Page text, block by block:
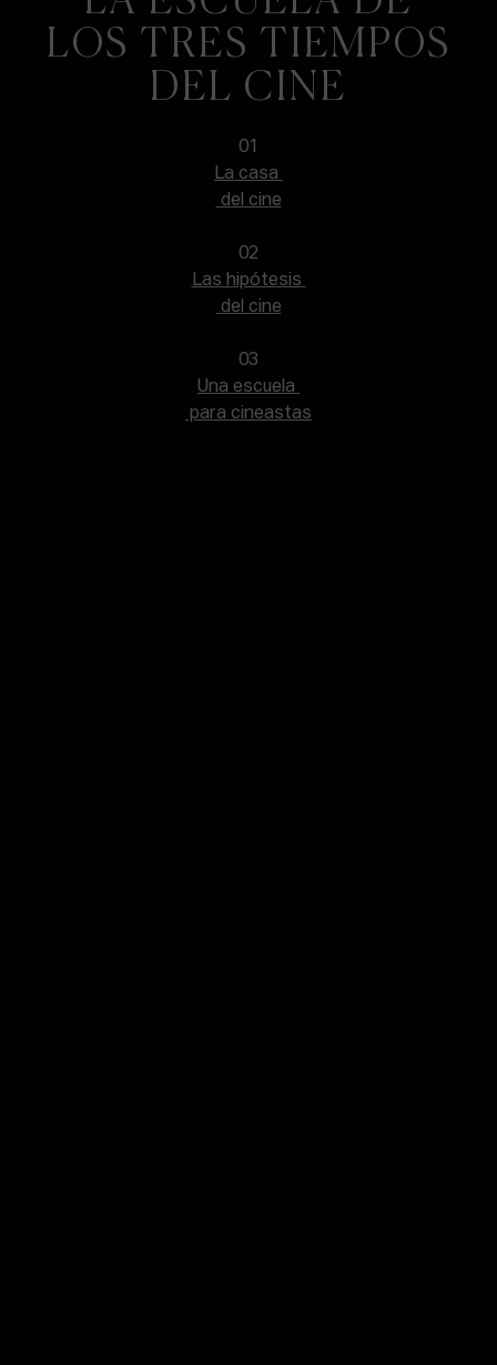
LOS TRES TIEMPOS
DEL CINE
01
La casa
del cine
02
Las hipótesis
del cine
03
Una escuela
para cineastas